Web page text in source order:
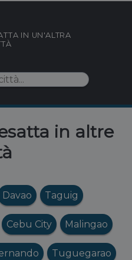
IN UN'ALTRA
in altre
Davao Taguig
Cebu City Malingao
Tuguegarao